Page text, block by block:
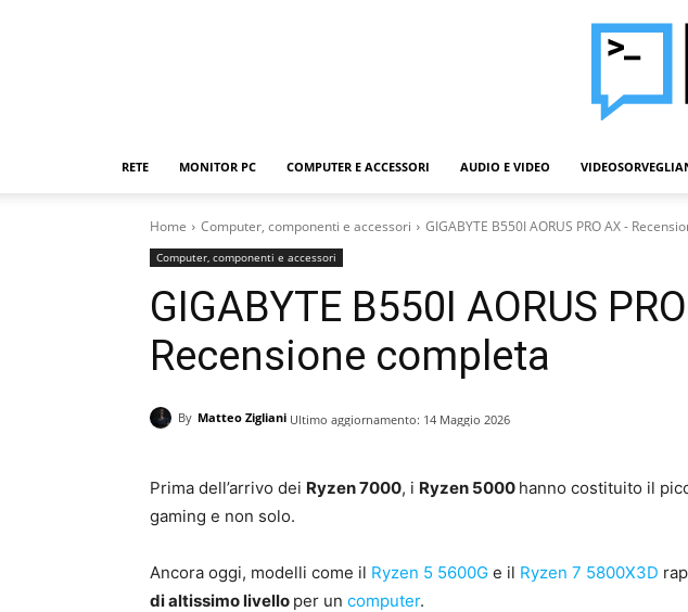
RETE MONITOR PC COMPUTER E ACCESSORI AUDIO E VIDEO
Home Computer, componenti e accessori GIGABYTE B550I AORUS PRO AX -
Computer, componenti e accessori
GIGABYTE B550I AORUS
Recensione completa
By Matteo Zigliani Ultimo aggiornamento: 14 Maggio 2026
Prima dell’arrivo dei Ryzen 7000, i Ryzen 5000 hanno costituito il
gaming e non solo.
Ancora oggi, modelli come il Ryzen 5 5600G e il Ryzen 7 5800X3D
di altissimo livello per un computer.